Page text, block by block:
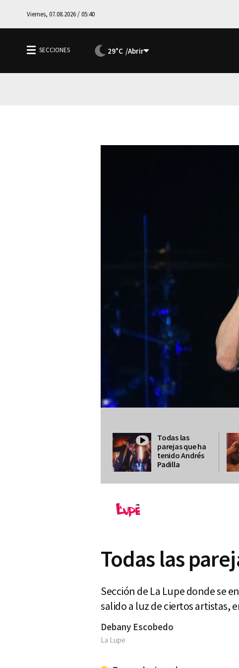
Viernes, 07.08.2026 / 05:40
29°C
Todas las
parejas que ha
tenido Andrés
Padilla
Todas las
Sección de La Lupe donde se
salido a luz de ciertos artistas,
Debany Escobedo
La Lupe